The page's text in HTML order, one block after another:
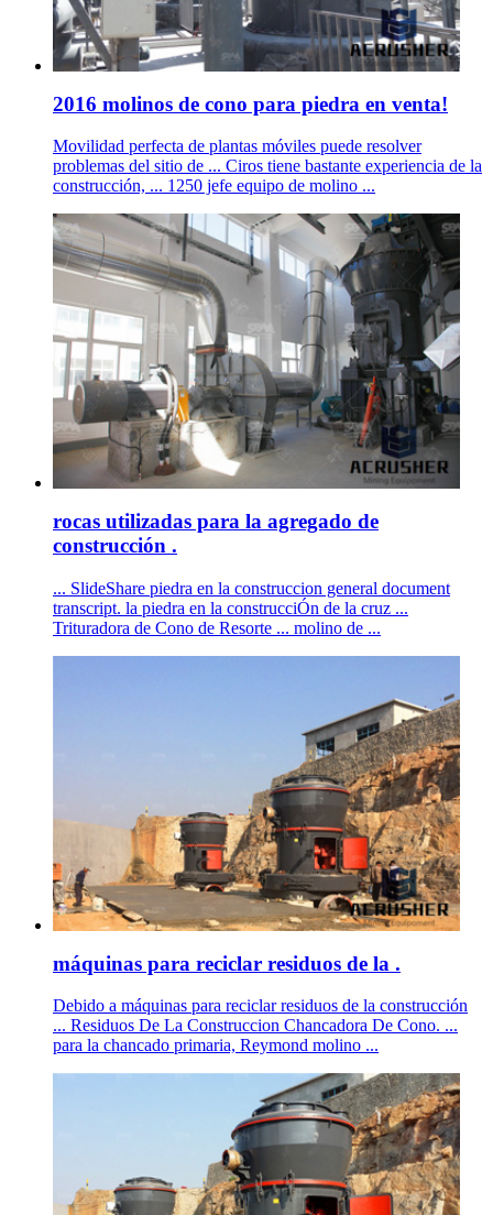
2016 molinos de cono para piedra en venta!
Movilidad perfecta de plantas móviles puede resolver
problemas del sitio de ... Ciros tiene bastante experiencia de la
construcción, ... 1250 jefe equipo de molino ...
rocas utilizadas para la agregado de
construcción .
... SlideShare piedra en la construccion general document
transcript. la piedra en la construcciÓn de la cruz ...
Trituradora de Cono de Resorte ... molino de ...
máquinas para reciclar residuos de la .
Debido a máquinas para reciclar residuos de la construcción
... Residuos De La Construccion Chancadora De Cono. ...
para la chancado primaria, Reymond molino ...